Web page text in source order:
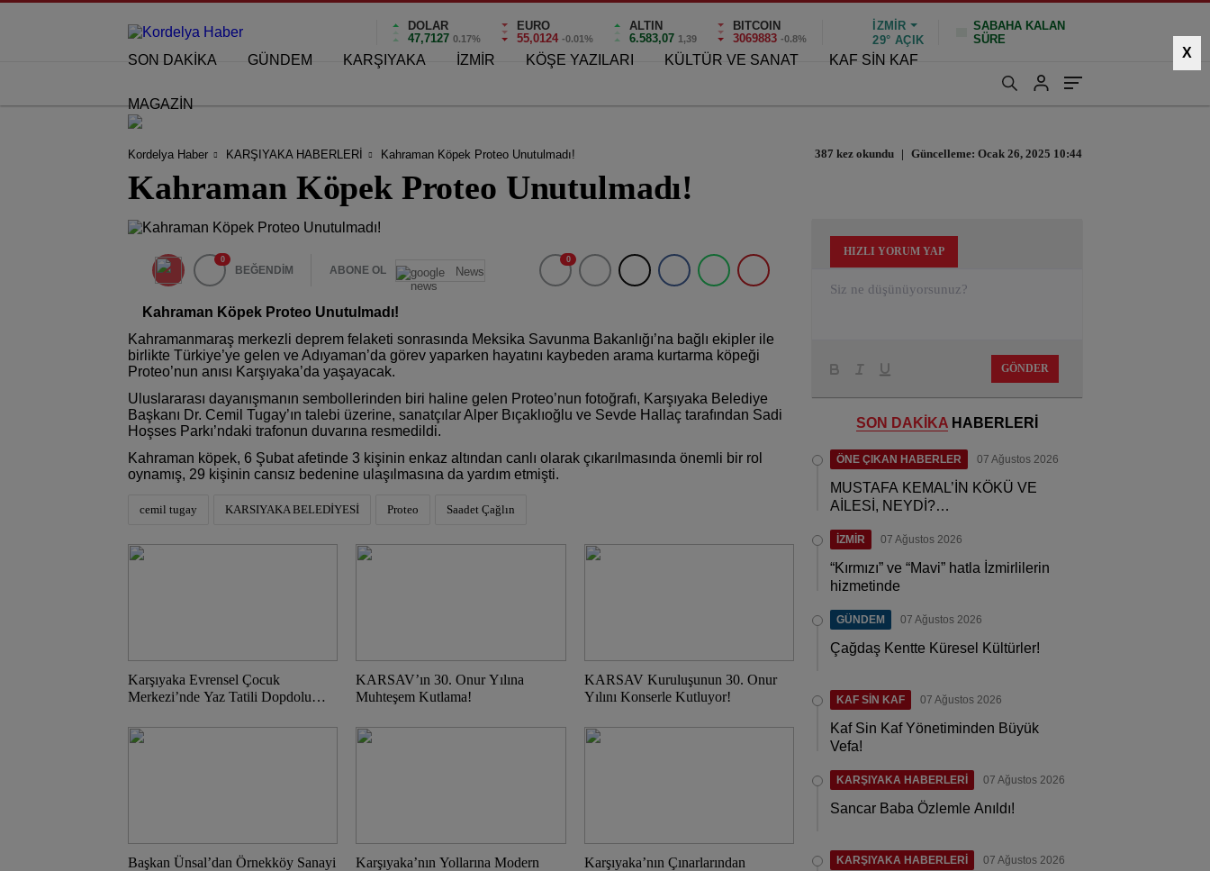
DOLAR
47,7127 0.17%
EURO
55,0124 -0.01%
ALTIN
6.583,07 1,39
BITCOIN
3069883 -0.8%
İZMIR
29° AÇIK
SABAHA KALAN
SÜRE
SON DAKİKA GÜNDEM KARŞIYAKA İZMİR KÖŞE YAZILARI KÜLTÜR VE SANAT KAF SİN KAF
MAGAZİN
X
Kordelya Haber KARŞIYAKA HABERLERİ Kahraman Köpek Proteo Unutulmadı! 387 kez okundu | Güncelleme: Ocak 26, 2025 10:44
Kahraman Köpek Proteo Unutulmadı!
0
BEĞENDİM ABONE OL News
0
Kahraman Köpek Proteo Unutulmadı!
Kahramanmaraş merkezli deprem felaketi sonrasında Meksika Savunma Bakanlığı’na bağlı ekipler ile
birlikte Türkiye’ye gelen ve Adıyaman’da görev yaparken hayatını kaybeden arama kurtarma köpeği
Proteo’nun anısı Karşıyaka’da yaşayacak.
Uluslararası dayanışmanın sembollerinden biri haline gelen Proteo’nun fotoğrafı, Karşıyaka Belediye
Başkanı Dr. Cemil Tugay’ın talebi üzerine, sanatçılar Alper Bıçaklıoğlu ve Sevde Hallaç tarafından Sadi
Hoşses Parkı’ndaki trafonun duvarına resmedildi.
Kahraman köpek, 6 Şubat afetinde 3 kişinin enkaz altından canlı olarak çıkarılmasında önemli bir rol
oynamış, 29 kişinin cansız bedenine ulaşılmasına da yardım etmişti.
cemil tugay KARSIYAKA BELEDİYESİ Proteo Saadet Çağlın
Karşıyaka Evrensel Çocuk
Merkezi’nde Yaz Tatili Dopdolu
KARSAV’ın 30. Onur Yılına
Muhteşem Kutlama!
KARSAV Kuruluşunun 30. Onur
Yılını Konserle Kutluyor!
Başkan Ünsal’dan Örnekköy Sanayi
Karşıyaka’nın Yollarına Modern
Karşıyaka’nın Çınarlarından
HIZLI YORUM YAP
GÖNDER
SON DAKİKA HABERLERİ
ÖNE ÇIKAN HABERLER 07 Ağustos 2026
MUSTAFA KEMAL’İN KÖKÜ VE
AİLESİ, NEYDİ?…
İZMİR 07 Ağustos 2026
“Kırmızı” ve “Mavi” hatla İzmirlilerin
hizmetinde
GÜNDEM 07 Ağustos 2026
Çağdaş Kentte Küresel Kültürler!
KAF SİN KAF 07 Ağustos 2026
Kaf Sin Kaf Yönetiminden Büyük
Vefa!
KARŞIYAKA HABERLERİ 07 Ağustos 2026
Sancar Baba Özlemle Anıldı!
KARŞIYAKA HABERLERİ 07 Ağustos 2026